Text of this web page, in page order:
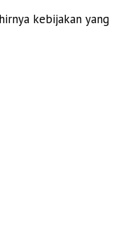
kebijakan yang